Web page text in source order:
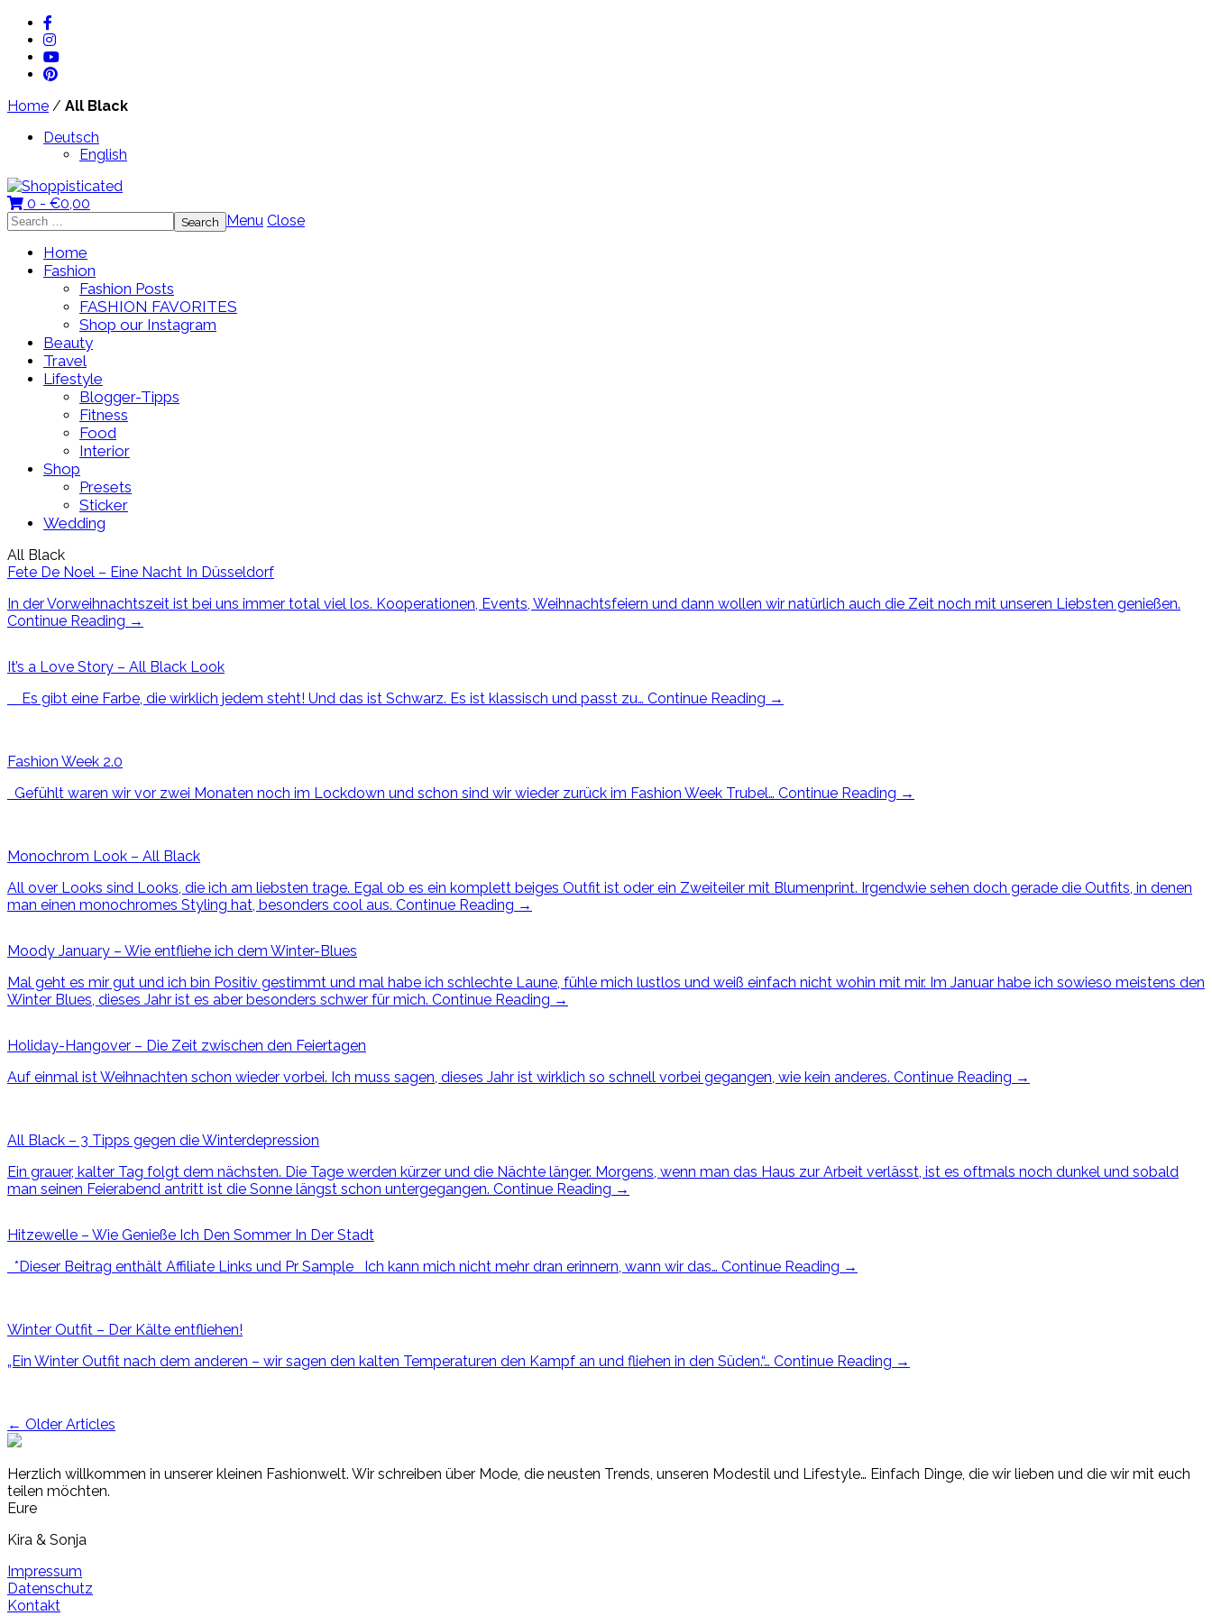
Home / All Black
Deutsch
English
0 - €0,00
Search
for:
Menu Close
Home
Fashion
Fashion Posts
FASHION FAVORITES
Shop our Instagram
Beauty
Travel
Lifestyle
Blogger-Tipps
Fitness
Food
Interior
Shop
Presets
Sticker
Wedding
All Black
Fete De Noel – Eine Nacht In Düsseldorf
In der Vorweihnachtszeit ist bei uns immer total viel los. Kooperationen, Events, Weihnachtsfeiern und dann wollen wir natürlich auch die Zeit noch mit unseren Liebsten genießen.
Continue Reading →
It’s a Love Story – All Black Look
Es gibt eine Farbe, die wirklich jedem steht! Und das ist Schwarz. Es ist klassisch und passt zu… Continue Reading →
Fashion Week 2.0
Gefühlt waren wir vor zwei Monaten noch im Lockdown und schon sind wir wieder zurück im Fashion Week Trubel… Continue Reading →
Monochrom Look – All Black
All over Looks sind Looks, die ich am liebsten trage. Egal ob es ein komplett beiges Outfit ist oder ein Zweiteiler mit Blumenprint. Irgendwie sehen doch gerade die Outfits, in denen
man einen monochromes Styling hat, besonders cool aus. Continue Reading →
Moody January – Wie entfliehe ich dem Winter-Blues
Mal geht es mir gut und ich bin Positiv gestimmt und mal habe ich schlechte Laune, fühle mich lustlos und weiß einfach nicht wohin mit mir. Im Januar habe ich sowieso meistens den
Winter Blues, dieses Jahr ist es aber besonders schwer für mich. Continue Reading →
Holiday-Hangover – Die Zeit zwischen den Feiertagen
Auf einmal ist Weihnachten schon wieder vorbei. Ich muss sagen, dieses Jahr ist wirklich so schnell vorbei gegangen, wie kein anderes. Continue Reading →
All Black – 3 Tipps gegen die Winterdepression
Ein grauer, kalter Tag folgt dem nächsten. Die Tage werden kürzer und die Nächte länger. Morgens, wenn man das Haus zur Arbeit verlässt, ist es oftmals noch dunkel und sobald
man seinen Feierabend antritt ist die Sonne längst schon untergegangen. Continue Reading →
Hitzewelle – Wie Genieße Ich Den Sommer In Der Stadt
*Dieser Beitrag enthält Affiliate Links und Pr Sample Ich kann mich nicht mehr dran erinnern, wann wir das… Continue Reading →
Winter Outfit – Der Kälte entfliehen!
„Ein Winter Outfit nach dem anderen – wir sagen den kalten Temperaturen den Kampf an und fliehen in den Süden.“… Continue Reading →
Post
navigation
← Older Articles
Herzlich willkommen in unserer kleinen Fashionwelt. Wir schreiben über Mode, die neusten Trends, unseren Modestil und Lifestyle… Einfach Dinge, die wir lieben und die wir mit euch
teilen möchten.
Eure
Kira & Sonja
Impressum
Datenschutz
Kontakt